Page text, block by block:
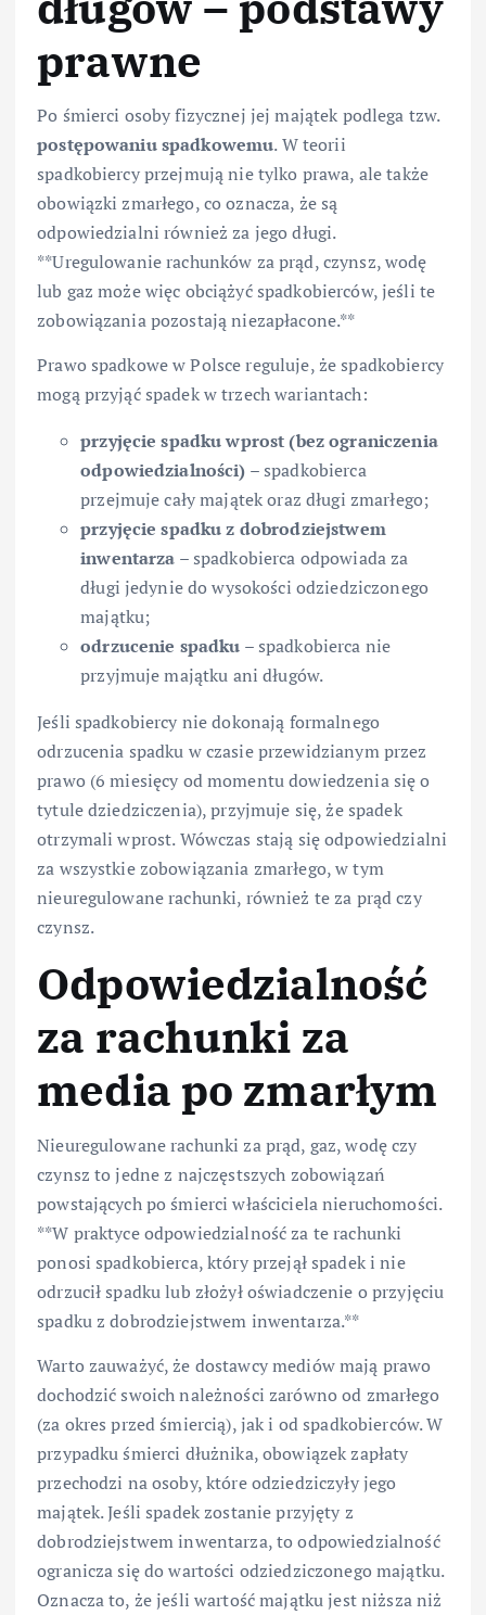
prawne
Po śmierci osoby fizycznej jej majątek podlega tzw.
postępowaniu spadkowemu. W teorii
spadkobiercy przejmują nie tylko prawa, ale także
obowiązki zmarłego, co oznacza, że są
odpowiedzialni również za jego długi.
**Uregulowanie rachunków za prąd, czynsz, wodę
lub gaz może więc obciążyć spadkobierców, jeśli te
zobowiązania pozostają niezapłacone.**
Prawo spadkowe w Polsce reguluje, że spadkobiercy
mogą przyjąć spadek w trzech wariantach:
przyjęcie spadku wprost (bez ograniczenia
odpowiedzialności) – spadkobierca
przejmuje cały majątek oraz długi zmarłego;
przyjęcie spadku z dobrodziejstwem
inwentarza – spadkobierca odpowiada za
długi jedynie do wysokości odziedziczonego
majątku;
odrzucenie spadku – spadkobierca nie
przyjmuje majątku ani długów.
Jeśli spadkobiercy nie dokonają formalnego
odrzucenia spadku w czasie przewidzianym przez
prawo (6 miesięcy od momentu dowiedzenia się o
tytule dziedziczenia), przyjmuje się, że spadek
otrzymali wprost. Wówczas stają się odpowiedzialni
za wszystkie zobowiązania zmarłego, w tym
nieuregulowane rachunki, również te za prąd czy
czynsz.
Odpowiedzialność
za rachunki za
media po zmarłym
Nieuregulowane rachunki za prąd, gaz, wodę czy
czynsz to jedne z najczęstszych zobowiązań
powstających po śmierci właściciela nieruchomości.
**W praktyce odpowiedzialność za te rachunki
ponosi spadkobierca, który przejął spadek i nie
odrzucił spadku lub złożył oświadczenie o przyjęciu
spadku z dobrodziejstwem inwentarza.**
Warto zauważyć, że dostawcy mediów mają prawo
dochodzić swoich należności zarówno od zmarłego
(za okres przed śmiercią), jak i od spadkobierców. W
przypadku śmierci dłużnika, obowiązek zapłaty
przechodzi na osoby, które odziedziczyły jego
majątek. Jeśli spadek zostanie przyjęty z
dobrodziejstwem inwentarza, to odpowiedzialność
ogranicza się do wartości odziedziczonego majątku.
Oznacza to, że jeśli wartość majątku jest niższa niż